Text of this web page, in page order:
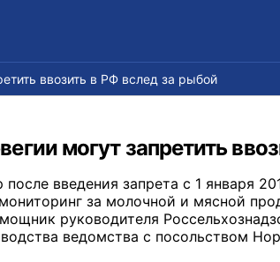
ввозить в РФ вслед за рыбой
могут запретить
после введения запрета с 1 января
за молочной и мясной
руководителя
ведомства с посольством